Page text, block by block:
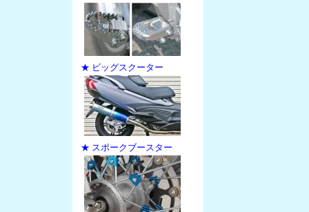
★ ビッグスクーター
★ スポークブースター